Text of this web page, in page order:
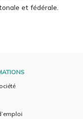
et fédérale.